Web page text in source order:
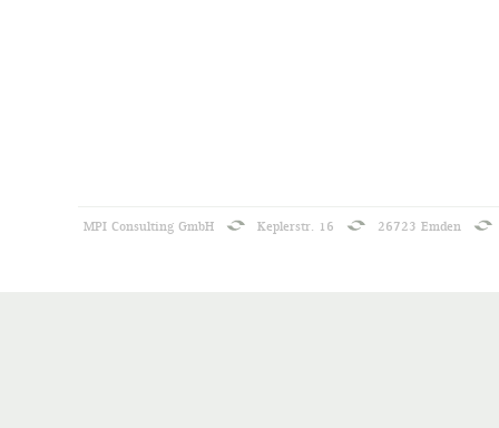
MPI Consulting GmbH Keplerstr. 16 26723 Emden